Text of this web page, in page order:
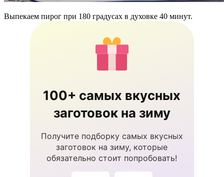
Выпекаем пирог при 180 градусах в духовке 40 минут.
100+ самых вкусных
заготовок на зиму
Получите подборку самых вкусных
заготовок на зиму, которые
обязательно стоит попробовать!